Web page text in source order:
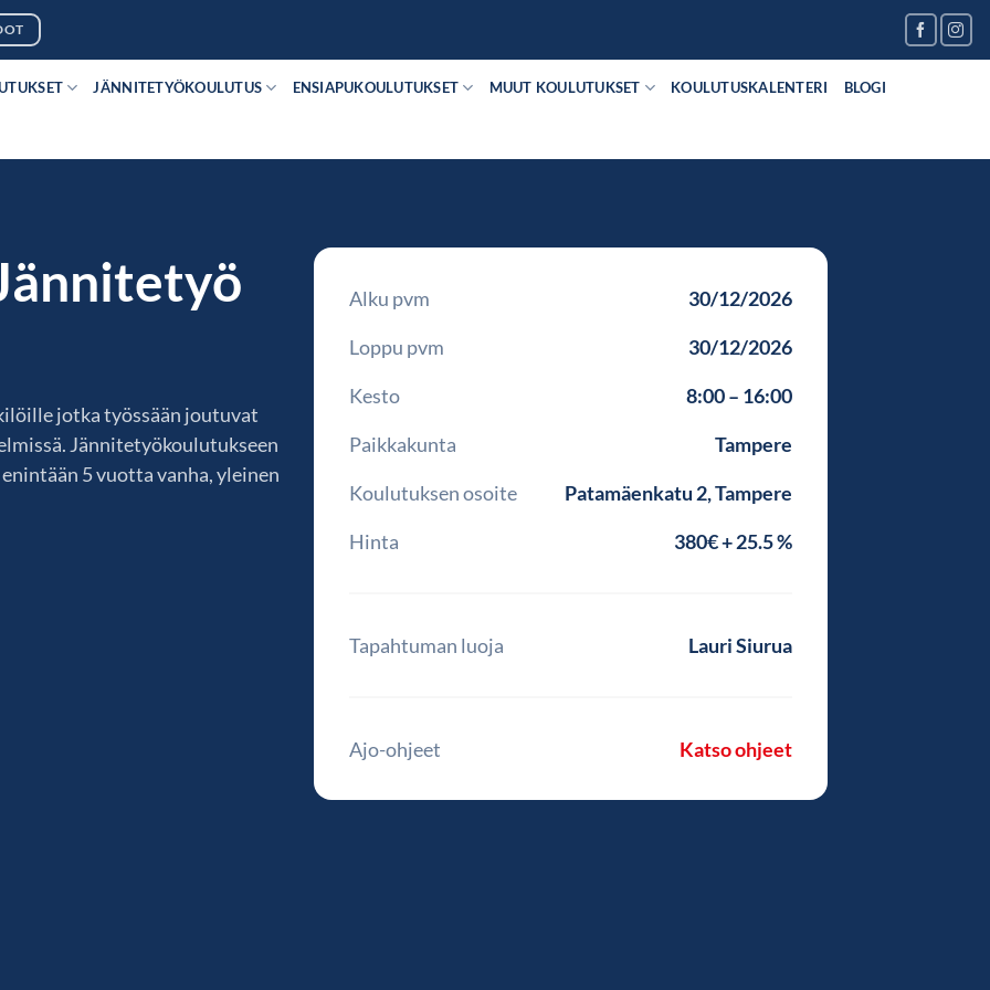
JÄNNITETYÖKOULUTUS ENSIAPUKOULUTUKSET MUUT KOULUTUKSET KOULUTUSKALENTERI BLOGI
jotka työssään joutuvat
Jännitetyökoulutukseen
5 vuotta vanha, yleinen
Alku pvm
30/12/2026
Loppu pvm
30/12/2026
Kesto
8:00 – 16:00
Paikkakunta
Tampere
Koulutuksen osoite
Patamäenkatu 2, Tampere
Hinta
380€ + 25.5 %
Tapahtuman luoja Lauri Siurua
Ajo-ohjeet Katso ohjeet